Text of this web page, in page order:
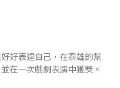
好表達自己，在泰雄的幫
在一次戲劇表演中獲獎。